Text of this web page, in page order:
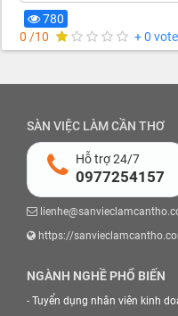
780
0 /10
+ 0 vote
SÀN VIỆC LÀM CẦN THƠ
Hỗ trợ 24/7
0977254157
https://
NGÀNH NGHỀ PHỔ BIẾN
- Tuyển dụng nhân viên kinh